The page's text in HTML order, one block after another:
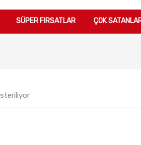
SÜPER FIRSATLAR ÇOK